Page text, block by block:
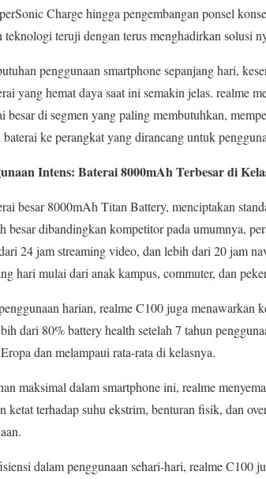
Charge hingga pengembangan ponsel
teknologi teruji dengan terus menghadirkan solusi
penggunaan smartphone sepanjang hari,
yang hemat daya saat ini semakin jelas. realme
besar di segmen yang paling membutuhkan,
ke perangkat yang dirancang untuk
Intens: Baterai 8000mAh Terbesar di
besar 8000mAh Titan Battery, menciptakan
besar dibandingkan kompetitor pada umumnya,
24 jam streaming video, dan lebih dari 20 jam
hari mulai dari anak kampus, commuter, dan
harian, realme C100 juga menawarkan
dari 80% battery health setelah 7 tahun
dan melampaui rata-rata di kelasnya.
maksimal dalam smartphone ini, realme
ketat terhadap suhu ekstrim, benturan fisik, dan
dalam penggunaan sehari-hari, realme C100